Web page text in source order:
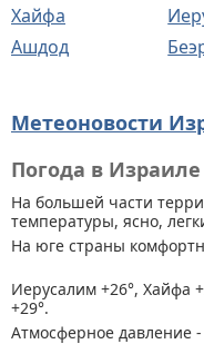
Хайфа
Ашдод
Метеоновости
Погода в
На большей части
температуры, ясно,
На юге страны
Иерусалим +26°, Хайфа
+29°.
Атмосферное давление